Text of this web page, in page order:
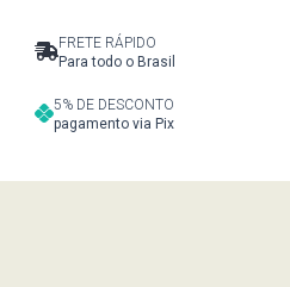
FRETE RÁPIDO
Para todo o Brasil
5% DE DESCONTO
pagamento via Pix